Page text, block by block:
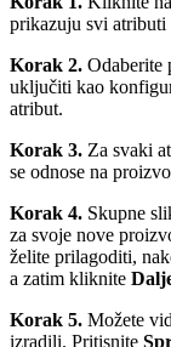
prikazuju svi atributi
Korak 2. Odaberite
uključiti kao
atribut.
Korak 3. Za svaki
se odnose na
Korak 4. Skupne
za svoje nove
želite prilagoditi,
a zatim kliknite
Korak 5. Možete
izradili. Pritisnite